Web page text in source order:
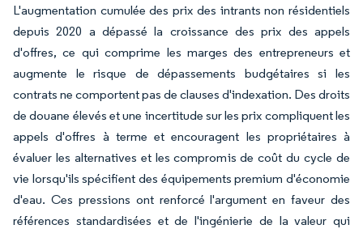
L'augmentation cumulée des prix des intrants non résidentiels
depuis 2020 a dépassé la croissance des prix des appels
d'offres, ce qui comprime les marges des entrepreneurs et
augmente le risque de dépassements budgétaires si les
contrats ne comportent pas de clauses d'indexation. Des droits
de douane élevés et une incertitude sur les prix compliquent les
appels d'offres à terme et encouragent les propriétaires à
évaluer les alternatives et les compromis de coût du cycle de
vie lorsqu'ils spécifient des équipements premium d'économie
d'eau. Ces pressions ont renforcé l'argument en faveur des
références standardisées et de l'ingénierie de la valeur qui